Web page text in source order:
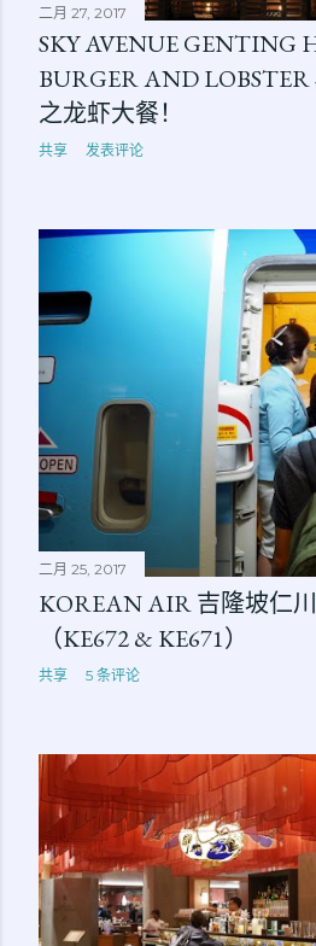
二月 27, 2017
SKY AVENUE GENTING
BURGER AND
之龙虾大餐！
共享 发表评论
二月 25, 2017
KOREAN AIR 吉隆坡仁
（KE672 & KE671）
共享 5 条评论